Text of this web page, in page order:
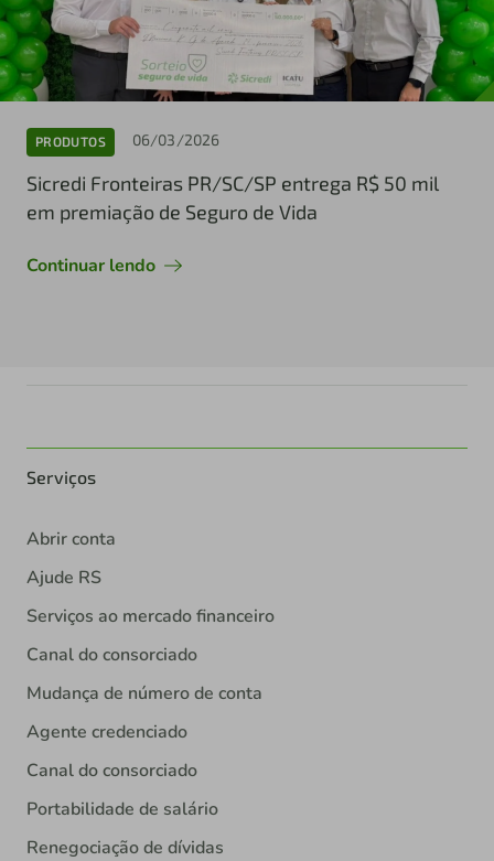
PRODUTOS 06/03/2026
Sicredi Fronteiras PR/SC/SP entrega R$ 50 mil
em premiação de Seguro de Vida
Continuar lendo
Serviços
Abrir conta
Ajude RS
Serviços ao mercado financeiro
Canal do consorciado
Mudança de número de conta
Agente credenciado
Canal do consorciado
Portabilidade de salário
Renegociação de dívidas